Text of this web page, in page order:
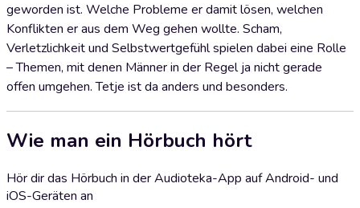
geworden ist. Welche Probleme er damit lösen, welchen
Konflikten er aus dem Weg gehen wollte. Scham,
Verletzlichkeit und Selbstwertgefühl spielen dabei eine Rolle
– Themen, mit denen Männer in der Regel ja nicht gerade
offen umgehen. Tetje ist da anders und besonders.
Wie man ein Hörbuch hört
Hör dir das Hörbuch in der Audioteka-App auf Android- und
iOS-Geräten an